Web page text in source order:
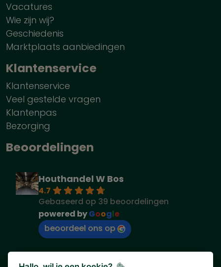
Vacatures
Wie zijn wij?
Geschiedenis
Marktplaats aanbiedingen
Klantenservice
Klantenservice
Veel gestelde vragen
Klantenpas
Bezorging
Beoordelingen
Houthandel W Bos
4.7
Gebaseerd op 39 beoordelingen
powered byGoogle
beoordeel ons op